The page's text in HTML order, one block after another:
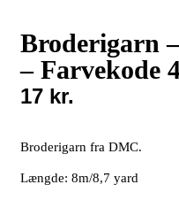
Broderigarn
– Farvekode
17 kr.
Broderigarn fra DMC.
Længde: 8m/8,7 yard